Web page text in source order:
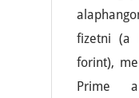
fizetni (a
forint),
Prime